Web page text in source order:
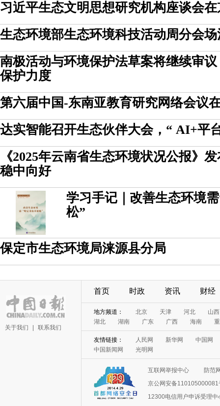
习近平生态文明思想研究机构座谈会
生态环境部生态环境科技活动周分会
南极活动与环境保护法草案将继续审
保护力度
第六届中国-东南亚教育研究网络会议
达实智能召开生态伙伴大会，“ AI+平
《2025年云南省生态环境状况公报》
稳中向好
学习手记｜改善生态环境
松”
保定市生态环境局涞源县分局
关于我们 联系我们
首页 时政 资讯 财经
地方频道： 北京 天津 河北
山西
湖北
湖南 广东 广西 海南
友情链接： 人民网 新华网
中国网
中国新闻网
光明网
互联网举报中心
防范
京公网安备110105000081
12300电信用户申诉受理中